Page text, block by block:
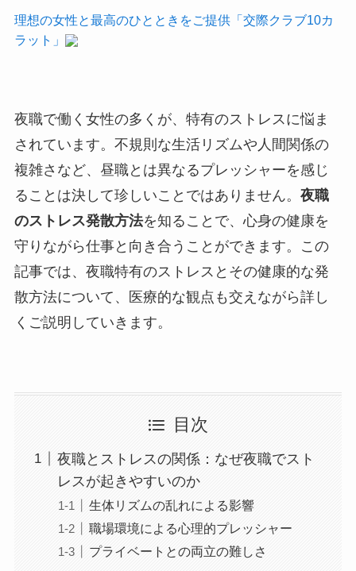
理想の女性と最高のひとときをご提供「交際クラブ10カ
ラット」
夜職で働く女性の多くが、特有のストレスに悩ま
されています。不規則な生活リズムや人間関係の
複雑さなど、昼職とは異なるプレッシャーを感じ
ることは決して珍しいことではありません。 夜職
のストレス発散方法を知ることで、心身の健康を
守りながら仕事と向き合うことができます。この
記事では、夜職特有のストレスとその健康的な発
散方法について、医療的な観点も交えながら詳し
くご説明していきます。
目次
夜職とストレスの関係：なぜ夜職でスト
レスが起きやすいのか
生体リズムの乱れによる影響
職場環境による心理的プレッシャー
プライベートとの両立の難しさ